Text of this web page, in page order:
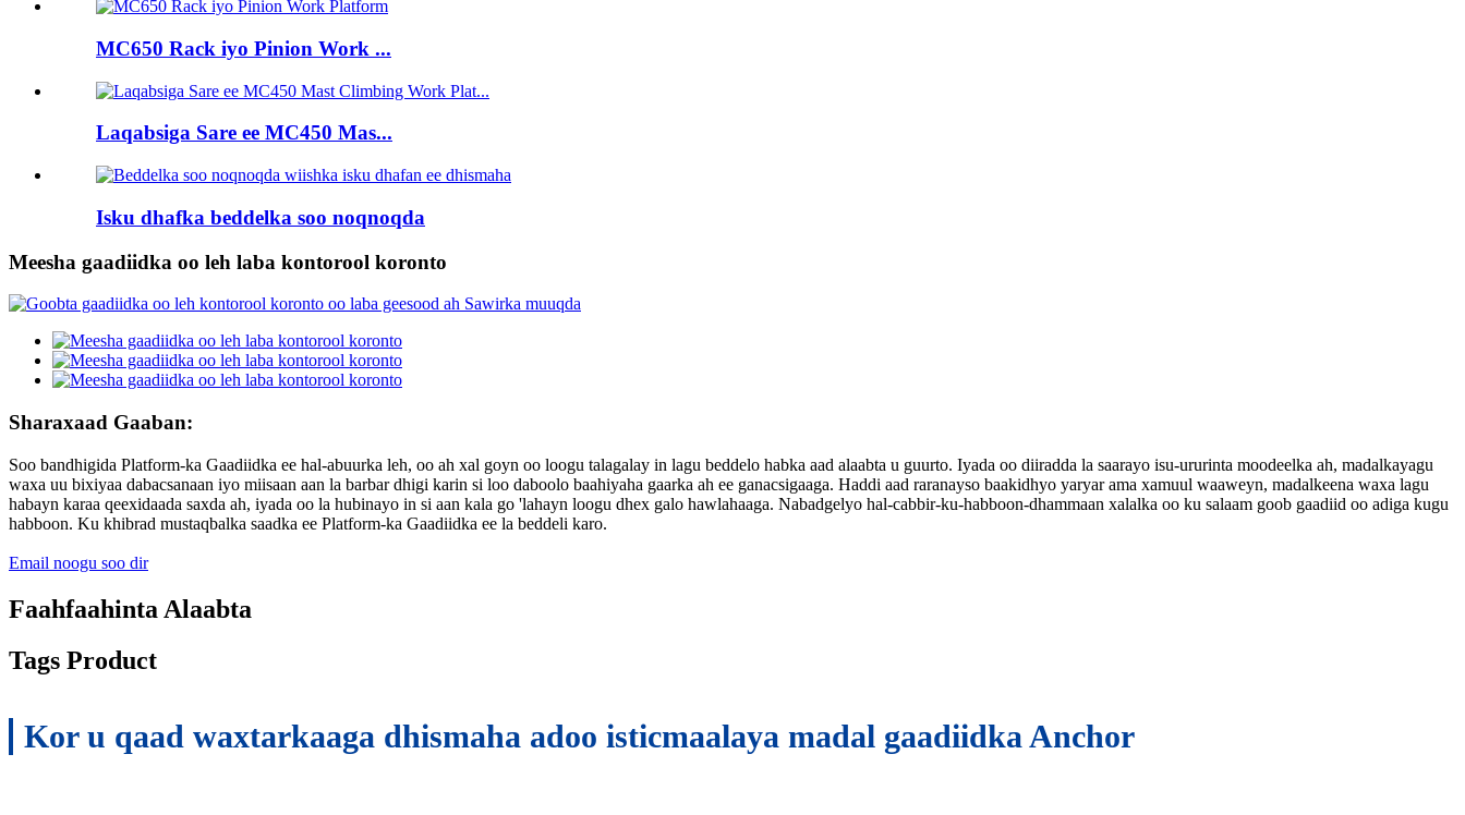
MC650 Rack iyo Pinion Work ...
Laqabsiga Sare ee MC450 Mas...
Isku dhafka beddelka soo noqnoqda
Meesha gaadiidka oo leh laba kontorool koronto
Sharaxaad Gaaban:
Soo bandhigida Platform-ka Gaadiidka ee hal-abuurka leh, oo ah xal goyn oo loogu talagalay in lagu beddelo habka aad alaabta u guurto. Iyada oo diiradda la saarayo isu-ururinta moodeelka ah, madalkayagu
waxa uu bixiyaa dabacsanaan iyo miisaan aan la barbar dhigi karin si loo daboolo baahiyaha gaarka ah ee ganacsigaaga. Haddi aad raranayso baakidhyo yaryar ama xamuul waaweyn, madalkeena waxa lagu
habayn karaa qeexidaada saxda ah, iyada oo la hubinayo in si aan kala go 'lahayn loogu dhex galo hawlahaaga. Nabadgelyo hal-cabbir-ku-habboon-dhammaan xalalka oo ku salaam goob gaadiid oo adiga kugu
habboon. Ku khibrad mustaqbalka saadka ee Platform-ka Gaadiidka ee la beddeli karo.
Email noogu soo dir
Faahfaahinta Alaabta
Tags Product
Kor u qaad waxtarkaaga dhismaha adoo isticmaalaya madal gaadiidka Anchor